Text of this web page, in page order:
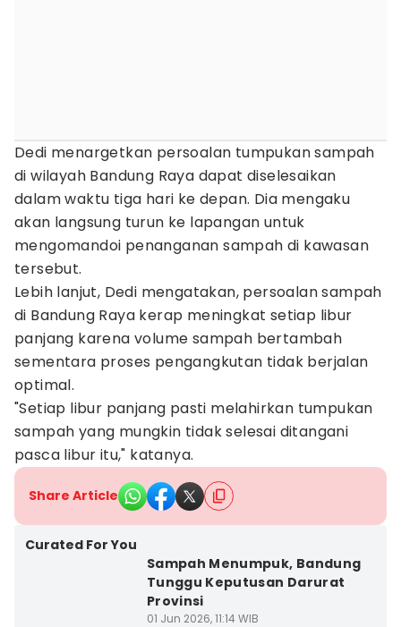
Dedi menargetkan persoalan tumpukan sampah
di wilayah Bandung Raya dapat diselesaikan
dalam waktu tiga hari ke depan. Dia mengaku
akan langsung turun ke lapangan untuk
mengomandoi penanganan sampah di kawasan
tersebut.
Lebih lanjut, Dedi mengatakan, persoalan sampah
di Bandung Raya kerap meningkat setiap libur
panjang karena volume sampah bertambah
sementara proses pengangkutan tidak berjalan
optimal.
"Setiap libur panjang pasti melahirkan tumpukan
sampah yang mungkin tidak selesai ditangani
pasca libur itu," katanya.
Share Article
Curated For You
Sampah Menumpuk, Bandung
Tunggu Keputusan Darurat
Provinsi
01 Jun 2026, 11:14 WIB